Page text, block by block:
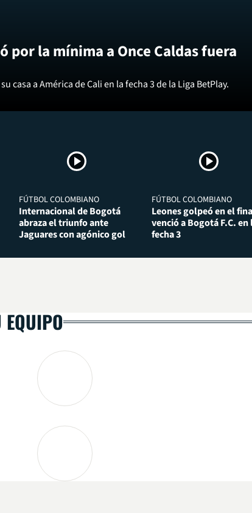
por la mínima a Once Caldas fuera
casa a América de Cali en la fecha 3 de la Liga BetPlay.
FÚTBOL COLOMBIANO
Internacional de Bogotá
abraza el triunfo ante
Jaguares con agónico gol
FÚTBOL COLOMBIANO
Leones golpeó en el
venció a Bogotá F.C. en
fecha 3
EQUIPO